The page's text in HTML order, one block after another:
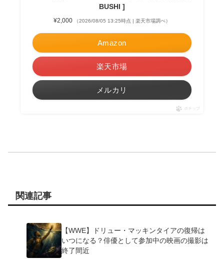
BUSHI ]
¥2,000 （2026/08/05 13:25時点 | 楽天市場調べ）
Amazon
楽天市場
メルカリ
ポチップ
関連記事
【WWE】ドリュー・マッキンタイアの復帰は
いつになる？俳優として参加中の映画の撮影は
終了間近